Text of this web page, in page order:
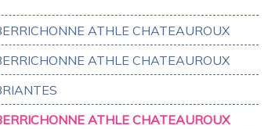
ATHLE CHATEAUROUX
ATHLE CHATEAUROUX
ATHLE CHATEAUROUX